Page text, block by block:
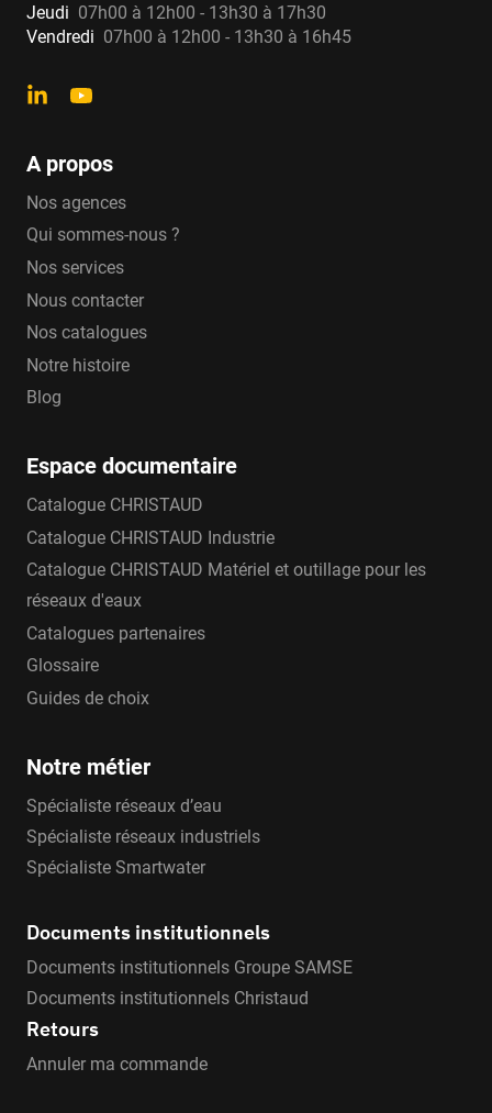
Jeudi 07h00 à 12h00 - 13h30 à 17h30
Vendredi 07h00 à 12h00 - 13h30 à 16h45
A propos
Nos agences
Qui sommes-nous ?
Nos services
Nous contacter
Nos catalogues
Notre histoire
Blog
Espace documentaire
Catalogue CHRISTAUD
Catalogue CHRISTAUD Industrie
Catalogue CHRISTAUD Matériel et outillage pour les
réseaux d'eaux
Catalogues partenaires
Glossaire
Guides de choix
Notre métier
Spécialiste réseaux d’eau
Spécialiste réseaux industriels
Spécialiste Smartwater
Documents institutionnels
Documents institutionnels Groupe SAMSE
Documents institutionnels Christaud
Retours
Annuler ma commande